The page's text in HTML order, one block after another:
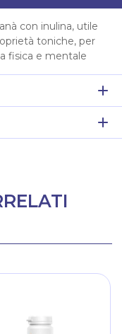
con inulina, utile
toniche, per
fisica e mentale